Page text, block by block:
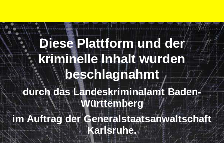
Diese Plattform und der
kriminelle Inhalt wurden
beschlagnahmt
durch das Landeskriminalamt Baden-
Württemberg
im Auftrag der Generalstaatsanwaltschaft
Karlsruhe.